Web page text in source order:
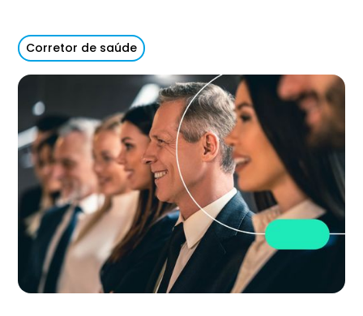
Corretor de saúde